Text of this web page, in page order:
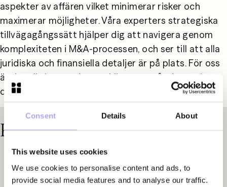
Consent Details About
This website uses cookies
We use cookies to personalise content and ads, to
provide social media features and to analyse our traffic.
aspekter av affären vilket minimerar risker och
maximerar möjligheter. Våra experters strategiska
tillvägagångssätt hjälper dig att navigera genom
komplexiteten i M&A-processen, och ser till att alla
juridiska och finansiella detaljer är på plats. För oss
är det viktigt att du som klient uppnår de resultat
du strävar efter.
Kontakta våra specialister